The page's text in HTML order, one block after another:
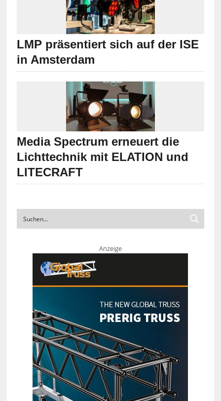
LMP präsentiert sich auf der ISE
in Amsterdam
Media Spectrum erneuert die
Lichttechnik mit ELATION und
LITECRAFT
Anzeige